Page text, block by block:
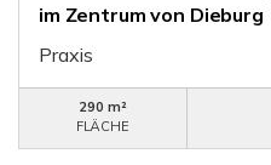
im Zentrum von Dieburg
Praxis
290 m²
FLÄCHE